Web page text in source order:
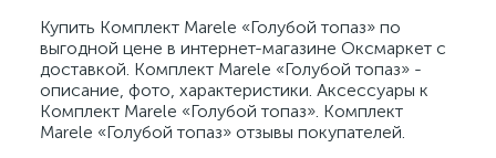
Купить Комплект Marele «Голубой топаз» по
выгодной цене в интернет-магазине Оксмаркет с
доставкой. Комплект Marele «Голубой топаз» -
описание, фото, характеристики. Аксессуары к
Комплект Marele «Голубой топаз». Комплект
Marele «Голубой топаз» отзывы покупателей.